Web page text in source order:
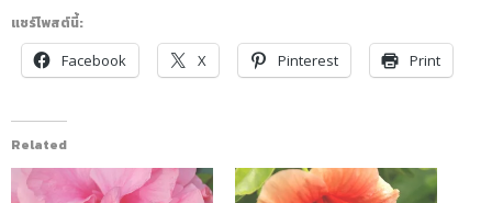
แชร์โพสต์นี้:
Facebook
X Pinterest Print
Related